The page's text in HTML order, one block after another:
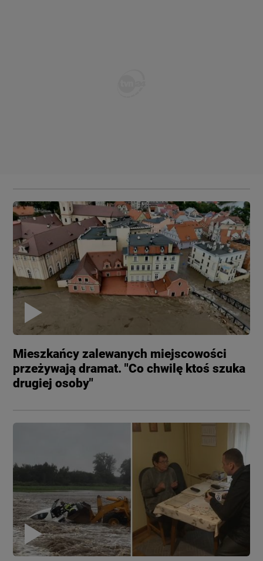
Mieszkańcy zalewanych miejscowości
przeżywają dramat. "Co chwilę ktoś szuka
drugiej osoby"